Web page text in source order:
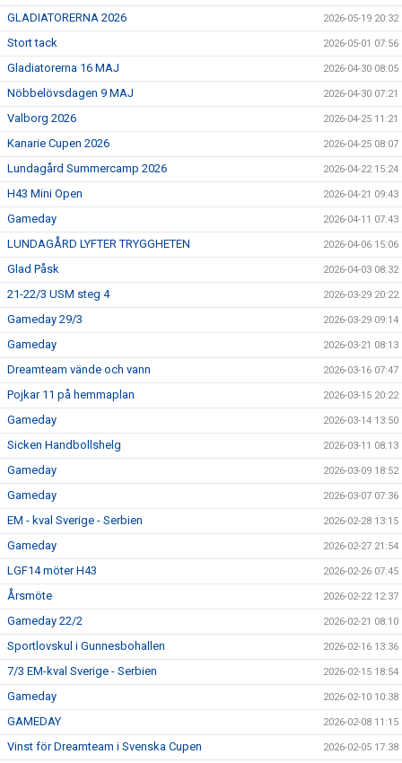
GLADIATORERNA 2026 2026-05-19 20:32
Stort tack 2026-05-01 07:56
Gladiatorerna 16 MAJ 2026-04-30 08:05
Nöbbelövsdagen 9 MAJ 2026-04-30 07:21
Valborg 2026 2026-04-25 11:21
Kanarie Cupen 2026 2026-04-25 08:07
Lundagård Summercamp 2026 2026-04-22 15:24
H43 Mini Open 2026-04-21 09:43
Gameday 2026-04-11 07:43
LUNDAGÅRD LYFTER TRYGGHETEN 2026-04-06 15:06
Glad Påsk 2026-04-03 08:32
21-22/3 USM steg 4 2026-03-29 20:22
Gameday 29/3 2026-03-29 09:14
Gameday 2026-03-21 08:13
Dreamteam vände och vann 2026-03-16 07:47
Pojkar 11 på hemmaplan 2026-03-15 20:22
Gameday 2026-03-14 13:50
Sicken Handbollshelg 2026-03-11 08:13
Gameday 2026-03-09 18:52
Gameday 2026-03-07 07:36
EM - kval Sverige - Serbien 2026-02-28 13:15
Gameday 2026-02-27 21:54
LGF14 möter H43 2026-02-26 07:45
Årsmöte 2026-02-22 12:37
Gameday 22/2 2026-02-21 08:10
Sportlovskul i Gunnesbohallen 2026-02-16 13:36
7/3 EM-kval Sverige - Serbien 2026-02-15 18:54
Gameday 2026-02-10 10:38
GAMEDAY 2026-02-08 11:15
Vinst för Dreamteam i Svenska Cupen 2026-02-05 17:38